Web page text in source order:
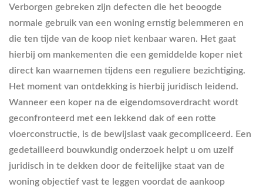
Verborgen gebreken zijn defecten die het beoogde
normale gebruik van een woning ernstig belemmeren en
die ten tijde van de koop niet kenbaar waren. Het gaat
hierbij om mankementen die een gemiddelde koper niet
direct kan waarnemen tijdens een reguliere bezichtiging.
Het moment van ontdekking is hierbij juridisch leidend.
Wanneer een koper na de eigendomsoverdracht wordt
geconfronteerd met een lekkend dak of een rotte
vloerconstructie, is de bewijslast vaak gecompliceerd. Een
gedetailleerd bouwkundig onderzoek helpt u om uzelf
juridisch in te dekken door de feitelijke staat van de
woning objectief vast te leggen voordat de aankoop